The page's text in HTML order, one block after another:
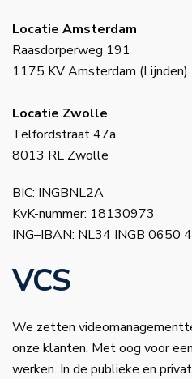
Locatie Amsterdam
Raasdorperweg 191
1175 KV Amsterdam (Lijnden)
Locatie Zwolle
Telfordstraat 47a
8013 RL Zwolle
BIC: INGBNL2A
KvK-nummer: 18130973
ING–IBAN: NL34 INGB 0650
VCS
We zetten
onze klanten. Met oog voor
werken. In de publieke en